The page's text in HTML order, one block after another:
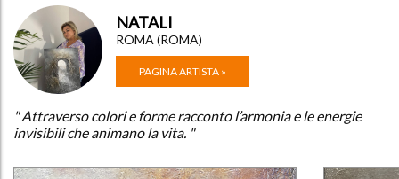
NATALI
ROMA (ROMA)
PAGINA ARTISTA »
" Attraverso colori e forme racconto l’armonia e le energie
invisibili che animano la vita. "